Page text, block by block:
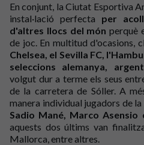
En conjunt, la Ciutat Esportiva
instal·lació perfecta per
d'altres llocs del món perquè
de joc. En multitud d'ocasions,
Chelsea, el Sevilla FC,
seleccions alemanya,
volgut dur a terme els seus
de la carretera de Sóller. A
manera individual jugadors de
Sadio Mané, Marco Asensio
aquests dos últims van
Mallorca, entre altres.